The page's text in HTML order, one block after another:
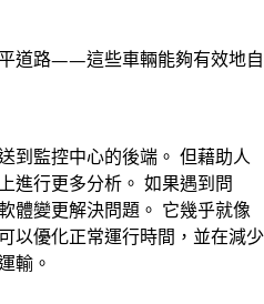
道路——這些車輛能夠有效地自
到監控中心的後端。 但藉助人
進行更多分析。 如果遇到問
體變更解決問題。 它幾乎就像
以優化正常運行時間，並在減少
輸。